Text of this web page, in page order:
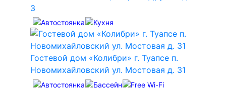
3
Гостевой дом «Колибри» г. Туапсе п.
Новомихайловский ул. Мостовая д. 31